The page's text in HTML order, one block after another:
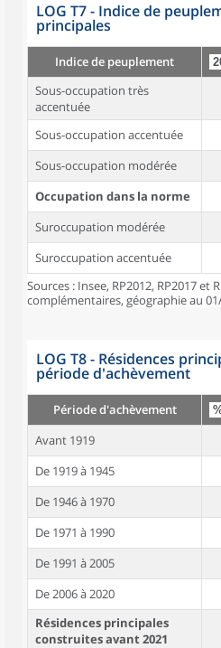
LOG T7 - Indice de
principales
Indice de peuplement
Sous-occupation très
accentuée
Sous-occupation accentuée
Sous-occupation modérée
Occupation dans la norme
Suroccupation modérée
Suroccupation accentuée
Sources : Insee, RP2012, RP2017 et
complémentaires, géographie au
LOG T8 - Résidences
période d'achèvement
Période d'achèvement
Avant 1919
De 1919 à 1945
De 1946 à 1970
De 1971 à 1990
De 1991 à 2005
De 2006 à 2020
Résidences principales
construites avant 2021